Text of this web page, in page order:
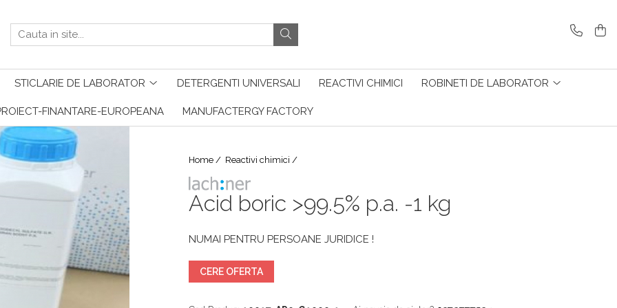
STICLARIE DE LABORATOR DETERGENTI UNIVERSALI REACTIVI CHIMICI ROBINETI DE LABORATOR
FINANTARE-EUROPEANA MANUFACTERGY FACTORY
Home / Reactivi chimici /
Acid boric >99.5% p.a. -1 kg
NUMAI PENTRU PERSOANE JURIDICE !
CERE OFERTA